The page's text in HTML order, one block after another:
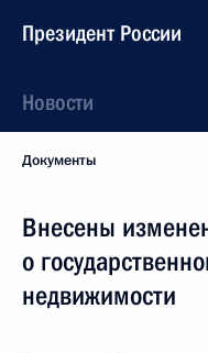
Президент России
Новости
Документы
Внесены
о
недвижимости